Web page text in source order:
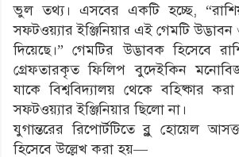
ভুল তথ্য। এসবের একটি হচ্ছে,
সফটওয়্যার ইঞ্জিনিয়ার এই গেমটি উদ্ভাবন
দিয়েছে।” গেমটির উদ্ভাবক হিসেবে
গ্রেফতারকৃত ফিলিপ বুদেইকিন
যাকে বিশ্ববিদ্যালয় থেকে বহিষ্কার
সফটওয়্যার ইঞ্জিনিয়ার ছিলো না।
যুগান্তরের রিপোর্টটিতে ব্লু হোয়েল
হিসেবে উল্লেখ করা হয়―